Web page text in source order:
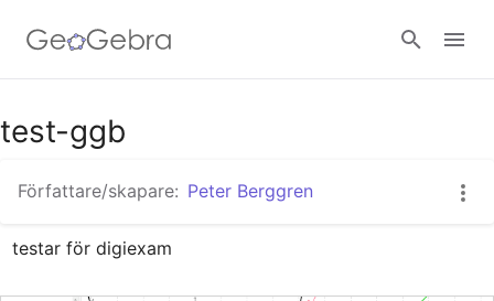
Google Classroom - Interaktiva lektioner
GeoGebra Classroom - Interaktiva lektioner
test-ggb
Författare/skapare: Peter Berggren
testar för digiexam